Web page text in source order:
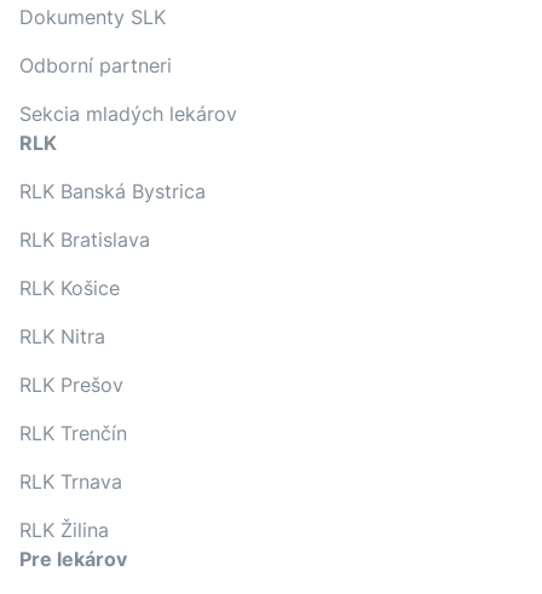
Dokumenty SLK
Odborní partneri
Sekcia mladých lekárov
RLK
RLK Banská Bystrica
RLK Bratislava
RLK Košice
RLK Nitra
RLK Prešov
RLK Trenčín
RLK Trnava
RLK Žilina
Pre lekárov